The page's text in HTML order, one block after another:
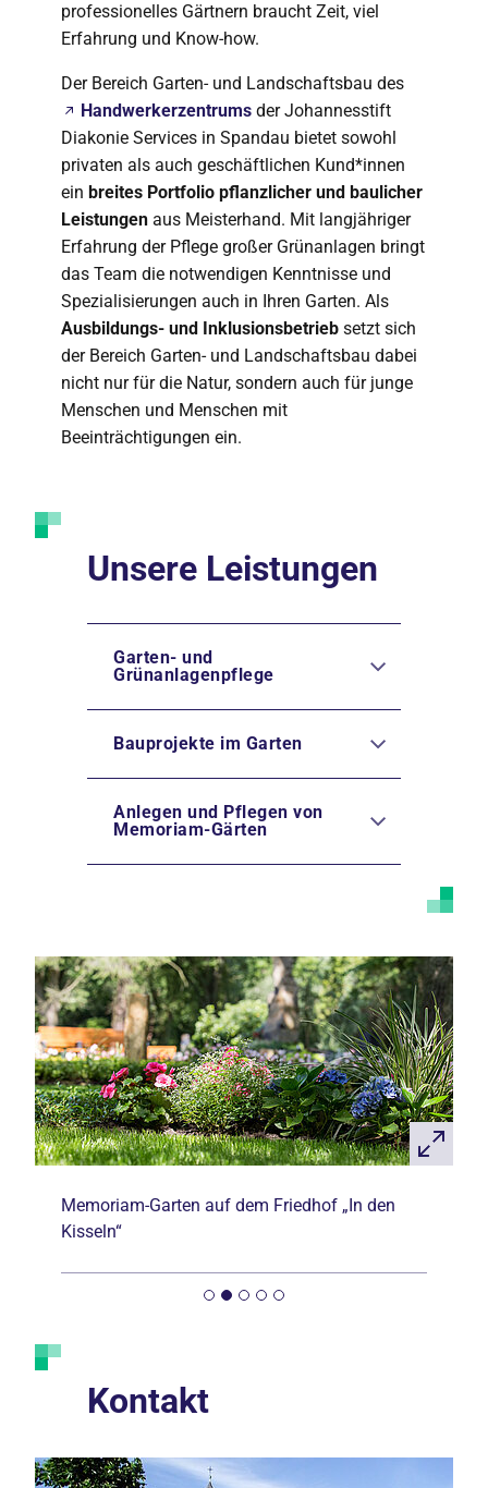
professionelles Gärtnern braucht Zeit, viel
Erfahrung und Know-how.
Der Bereich Garten- und Landschaftsbau des
Handwerkerzentrums der Johannesstift
Diakonie Services in Spandau bietet sowohl
privaten als auch geschäftlichen Kund*innen
ein breites Portfolio pflanzlicher und baulicher
Leistungen aus Meisterhand. Mit langjähriger
Erfahrung der Pflege großer Grünanlagen bringt
das Team die notwendigen Kenntnisse und
Spezialisierungen auch in Ihren Garten. Als
Ausbildungs- und Inklusionsbetrieb setzt sich
der Bereich Garten- und Landschaftsbau dabei
nicht nur für die Natur, sondern auch für junge
Menschen und Menschen mit
Beeinträchtigungen ein.
Unsere Leistungen
Garten- und
Grünanlagenpflege
Bauprojekte im Garten
Anlegen und Pflegen von
Memoriam-Gärten
Memoriam-Garten auf dem Friedhof „In den
Kisseln“
Kontakt